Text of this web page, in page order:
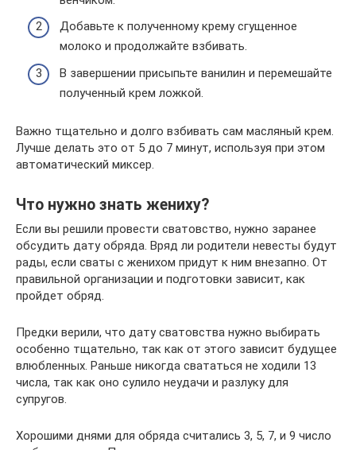
Добавьте к полученному крему сгущенное
молоко и продолжайте взбивать.
В завершении присыпьте ванилин и перемешайте
полученный крем ложкой.
Важно тщательно и долго взбивать сам масляный крем.
Лучше делать это от 5 до 7 минут, используя при этом
автоматический миксер.
Что нужно знать жениху?
Если вы решили провести сватовство, нужно заранее
обсудить дату обряда. Вряд ли родители невесты будут
рады, если сваты с женихом придут к ним внезапно. От
правильной организации и подготовки зависит, как
пройдет обряд.
Предки верили, что дату сватовства нужно выбирать
особенно тщательно, так как от этого зависит будущее
влюбленных. Раньше никогда свататься не ходили 13
числа, так как оно сулило неудачи и разлуку для
супругов.
Хорошими днями для обряда считались 3, 5, 7, и 9 число